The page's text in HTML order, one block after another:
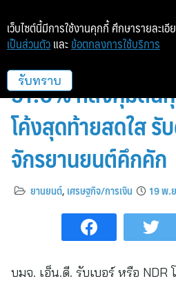
NDR โชว์แกร่งกำไ
51.6% หลังคุมต้น
โค้งสุดท้ายสดใส รั
จักรยานยนต์คึกคัก
ยานยนต์, เศรษฐกิจ/การเงิน 19 พ.
บมจ. เอ็น.ดี. รับเบอร์ หรือ
เว็บไซต์นี้มีการใช้งานคุกกี้ ศึกษารายละเอี
เป็นส่วนตัว และ ข้อตกลงการใช้บริการ
รับทราบ